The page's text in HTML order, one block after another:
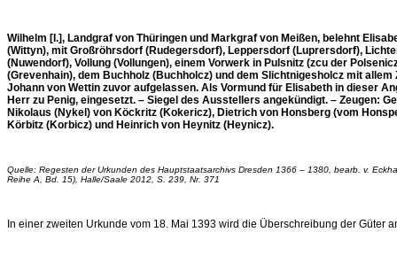
Wilhelm [I.], Landgraf von Thüringen und Markgraf von Meißen, belehnt
(Wittyn), mit Großröhrsdorf (Rudegersdorf), Leppersdorf (Luprersdorf),
(Nuwendorf), Vollung (Vollungen), einem Vorwerk in Pulsnitz (zcu der
(Grevenhain), dem Buchholz (Buchholcz) und dem Slichtnigesholcz mit
Johann von Wettin zuvor aufgelassen. Als Vormund für Elisabeth in dieser
Herr zu Penig, eingesetzt. – Siegel des Ausstellers angekündigt. – Zeugen:
Nikolaus (Nykel) von Köckritz (Kokericz), Dietrich von Honsberg (vom
Körbitz (Korbicz) und Heinrich von Heynitz (Heynicz).
Quelle: Regesten der Urkunden des Hauptstaatsarchivs Dresden 1366 – 1380, bearb. v.
Reihe A, Bd. 15), Halle/Saale 2012, S. 239, Nr. 371
In einer zweiten Urkunde vom 18. Mai 1393 wird die Überschreibung der Güter